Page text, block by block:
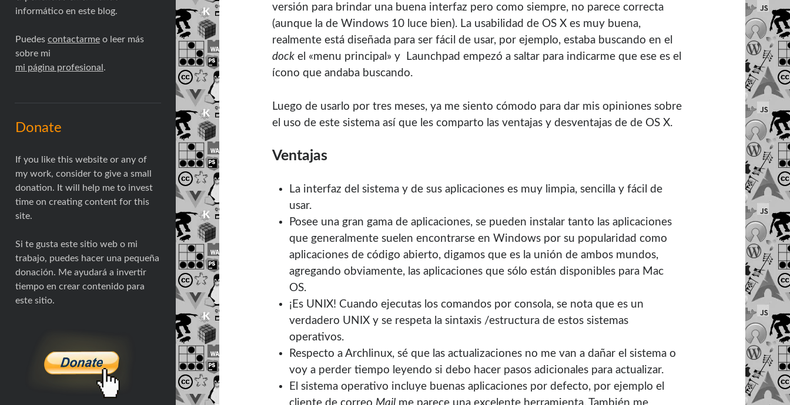
informático en este blog.
Puedes contactarmeo leer más
sobre mi
mi página profesional .
Donate
If you like this website or any of
my work, consider to give a small
donation. It will help me to invest
time on creating content for this
site.
Si te gusta este sitio web o mi
trabajo, puedes hacer una pequeña
donación. Me ayudará a invertir
tiempo en crear contenido para
este sitio.
versión para brindar una buena interfaz pero como siempre, no parece correcta
(aunque la de Windows 10 luce bien). La usabilidad de OS X es muy buena,
realmente está diseñada para ser fácil de usar, por ejemplo, estaba buscando en el
dockel «menu principal» y Launchpad empezó a saltar para indicarme que ese es el
ícono que andaba buscando.
Luego de usarlo por tres meses, ya me siento cómodo para dar mis opiniones sobre
el uso de este sistema así que les comparto las ventajas y desventajas de de OS X.
Ventajas
La interfaz del sistema y de sus aplicaciones es muy limpia, sencilla y fácil de
usar.
Posee una gran gama de aplicaciones, se pueden instalar tanto las aplicaciones
que generalmente suelen encontrarse en Windows por su popularidad como
aplicaciones de código abierto, digamos que es la unión de ambos mundos,
agregando obviamente, las aplicaciones que sólo están disponibles para Mac
OS.
¡Es UNIX! Cuando ejecutas los comandos por consola, se nota que es un
verdadero UNIX y se respeta la sintaxis /estructura de estos sistemas
operativos.
Respecto a Archlinux, sé que las actualizaciones no me van a dañar el sistema o
voy a perder tiempo leyendo si debo hacer pasos adicionales para actualizar.
El sistema operativo incluye buenas aplicaciones por defecto, por ejemplo el